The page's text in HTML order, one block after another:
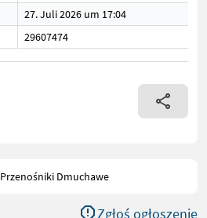
27. Juli 2026 um 17:04
29607474
Przenośniki Dmuchawe
Zgłoś ogłoszenie